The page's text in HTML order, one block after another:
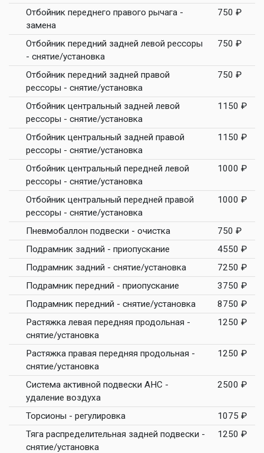
Отбойник переднего правого рычага -
замена
750 ₽
Отбойник передний задней левой рессоры
- снятие/установка
750 ₽
Отбойник передний задней правой
рессоры - снятие/установка
750 ₽
Отбойник центральный задней левой
рессоры - снятие/установка
1150 ₽
Отбойник центральный задней правой
рессоры - снятие/установка
1150 ₽
Отбойник центральный передней левой
рессоры - снятие/установка
1000 ₽
Отбойник центральный передней правой
рессоры - снятие/установка
1000 ₽
Пневмобаллон подвески - очистка
750 ₽
Подрамник задний - приопускание
4550 ₽
Подрамник задний - снятие/установка
7250 ₽
Подрамник передний - приопускание
3750 ₽
Подрамник передний - снятие/установка
8750 ₽
Растяжка левая передняя продольная -
снятие/установка
1250 ₽
Растяжка правая передняя продольная -
снятие/установка
1250 ₽
Система активной подвески AHC -
удаление воздуха
2500 ₽
Торсионы - регулировка
1075 ₽
Тяга распределительная задней подвески -
снятие/установка
1250 ₽